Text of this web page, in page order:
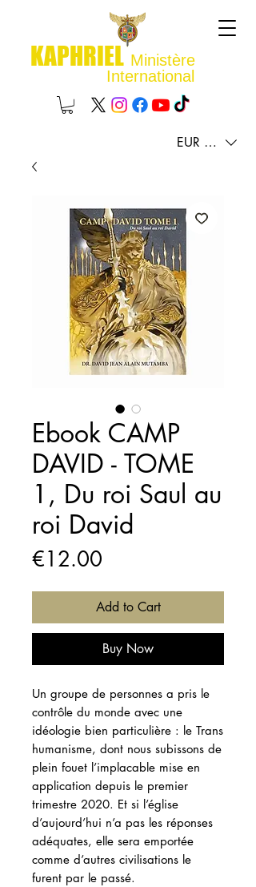
KAPHRIEL Ministère
International
EUR (€)
Ebook CAMP
DAVID - TOME
1, Du roi Saul au
roi David
€12.00
Add to Cart
Buy Now
Un groupe de personnes a pris le
contrôle du monde avec une
idéologie bien particulière : le Trans
humanisme, dont nous subissons de
plein fouet l’implacable mise en
application depuis le premier
trimestre 2020. Et si l’église
d’aujourd’hui n’a pas les réponses
adéquates, elle sera emportée
comme d’autres civilisations le
furent par le passé.